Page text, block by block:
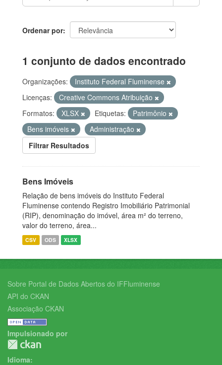
Ordenar por
1 conjunto de dados encontrado
Organizações:
Instituto Federal Fluminense
Licenças:
Creative Commons Atribuição
Formatos:
XLSX Etiquetas:
Patrimônio
Bens imóveis
Administração
Filtrar Resultados
Bens Imóveis
Relação de bens imóveis do Instituto Federal
Fluminense contendo Registro Imobiliário Patrimonial
(RIP), denominação do imóvel, área m² do terreno,
valor do terreno, área...
CSV ODS XLSX
Sobre Portal de Dados Abertos do IFFluminense
API do CKAN
Associação CKAN
Impulsionado por
Idioma